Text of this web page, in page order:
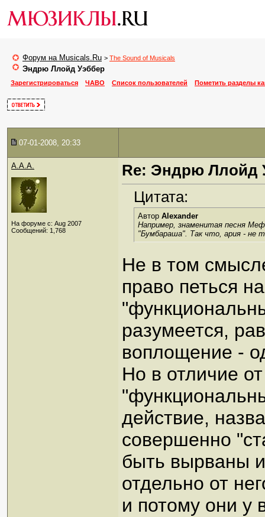
Форум на Musicals.Ru > The Sound of Musicals
Эндрю Ллойд Уэббер
Зарегистрироваться ЧАВО Список пользователей Пометить разделы
07-01-2008, 20:33
A.A.A.
На форуме с: Aug 2007
Сообщений: 1,768
Re: Эндрю Ллойд
Цитата:
Автор Alexander
Например, знаменитая песня
"Бумбараша". Так что, ария - не
Не в том
право петься
разумеется,
воплощение -
Но в отличие
действие,
совершенно
быть вырваны
отдельно от
и потому они у